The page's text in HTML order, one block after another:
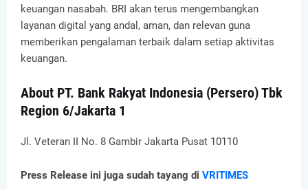
keuangan nasabah. BRI akan terus mengembangkan
layanan digital yang andal, aman, dan relevan guna
memberikan pengalaman terbaik dalam setiap aktivitas
keuangan.
About PT. Bank Rakyat Indonesia (Persero) Tbk
Region 6/Jakarta 1
Jl. Veteran II No. 8 Gambir Jakarta Pusat 10110
Press Release ini juga sudah tayang di VRITIMES